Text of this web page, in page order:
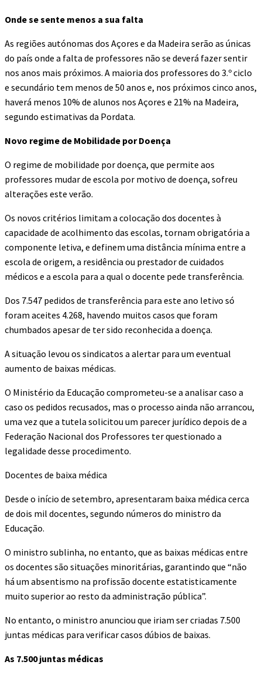
Onde se sente menos a sua falta
As regiões autónomas dos Açores e da Madeira serão as únicas
do país onde a falta de professores não se deverá fazer sentir
nos anos mais próximos. A maioria dos professores do 3.º ciclo
e secundário tem menos de 50 anos e, nos próximos cinco anos,
haverá menos 10% de alunos nos Açores e 21% na Madeira,
segundo estimativas da Pordata.
Novo regime de Mobilidade por Doença
O regime de mobilidade por doença, que permite aos
professores mudar de escola por motivo de doença, sofreu
alterações este verão.
Os novos critérios limitam a colocação dos docentes à
capacidade de acolhimento das escolas, tornam obrigatória a
componente letiva, e definem uma distância mínima entre a
escola de origem, a residência ou prestador de cuidados
médicos e a escola para a qual o docente pede transferência.
Dos 7.547 pedidos de transferência para este ano letivo só
foram aceites 4.268, havendo muitos casos que foram
chumbados apesar de ter sido reconhecida a doença.
A situação levou os sindicatos a alertar para um eventual
aumento de baixas médicas.
O Ministério da Educação comprometeu-se a analisar caso a
caso os pedidos recusados, mas o processo ainda não arrancou,
uma vez que a tutela solicitou um parecer jurídico depois de a
Federação Nacional dos Professores ter questionado a
legalidade desse procedimento.
Docentes de baixa médica
Desde o início de setembro, apresentaram baixa médica cerca
de dois mil docentes, segundo números do ministro da
Educação.
O ministro sublinha, no entanto, que as baixas médicas entre
os docentes são situações minoritárias, garantindo que “não
há um absentismo na profissão docente estatisticamente
muito superior ao resto da administração pública”.
No entanto, o ministro anunciou que iriam ser criadas 7.500
juntas médicas para verificar casos dúbios de baixas.
As 7.500 juntas médicas